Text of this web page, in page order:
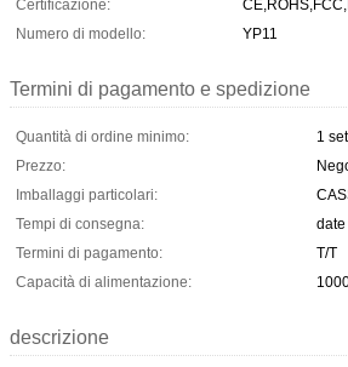
Certificazione:
Numero di modello:
YP11
Termini di pagamento e spedizione
Quantità di ordine minimo:
1 set
Prezzo:
Imballaggi particolari:
Tempi di consegna:
Termini di pagamento:
T/T
Capacità di alimentazione:
descrizione